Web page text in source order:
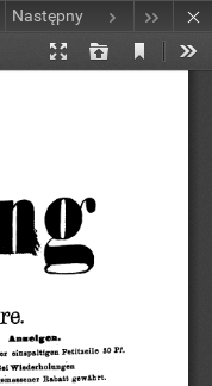
Następny